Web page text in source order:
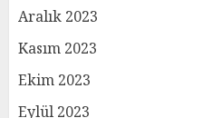
Aralık 2023
Kasım 2023
Ekim 2023
Eylül 2023